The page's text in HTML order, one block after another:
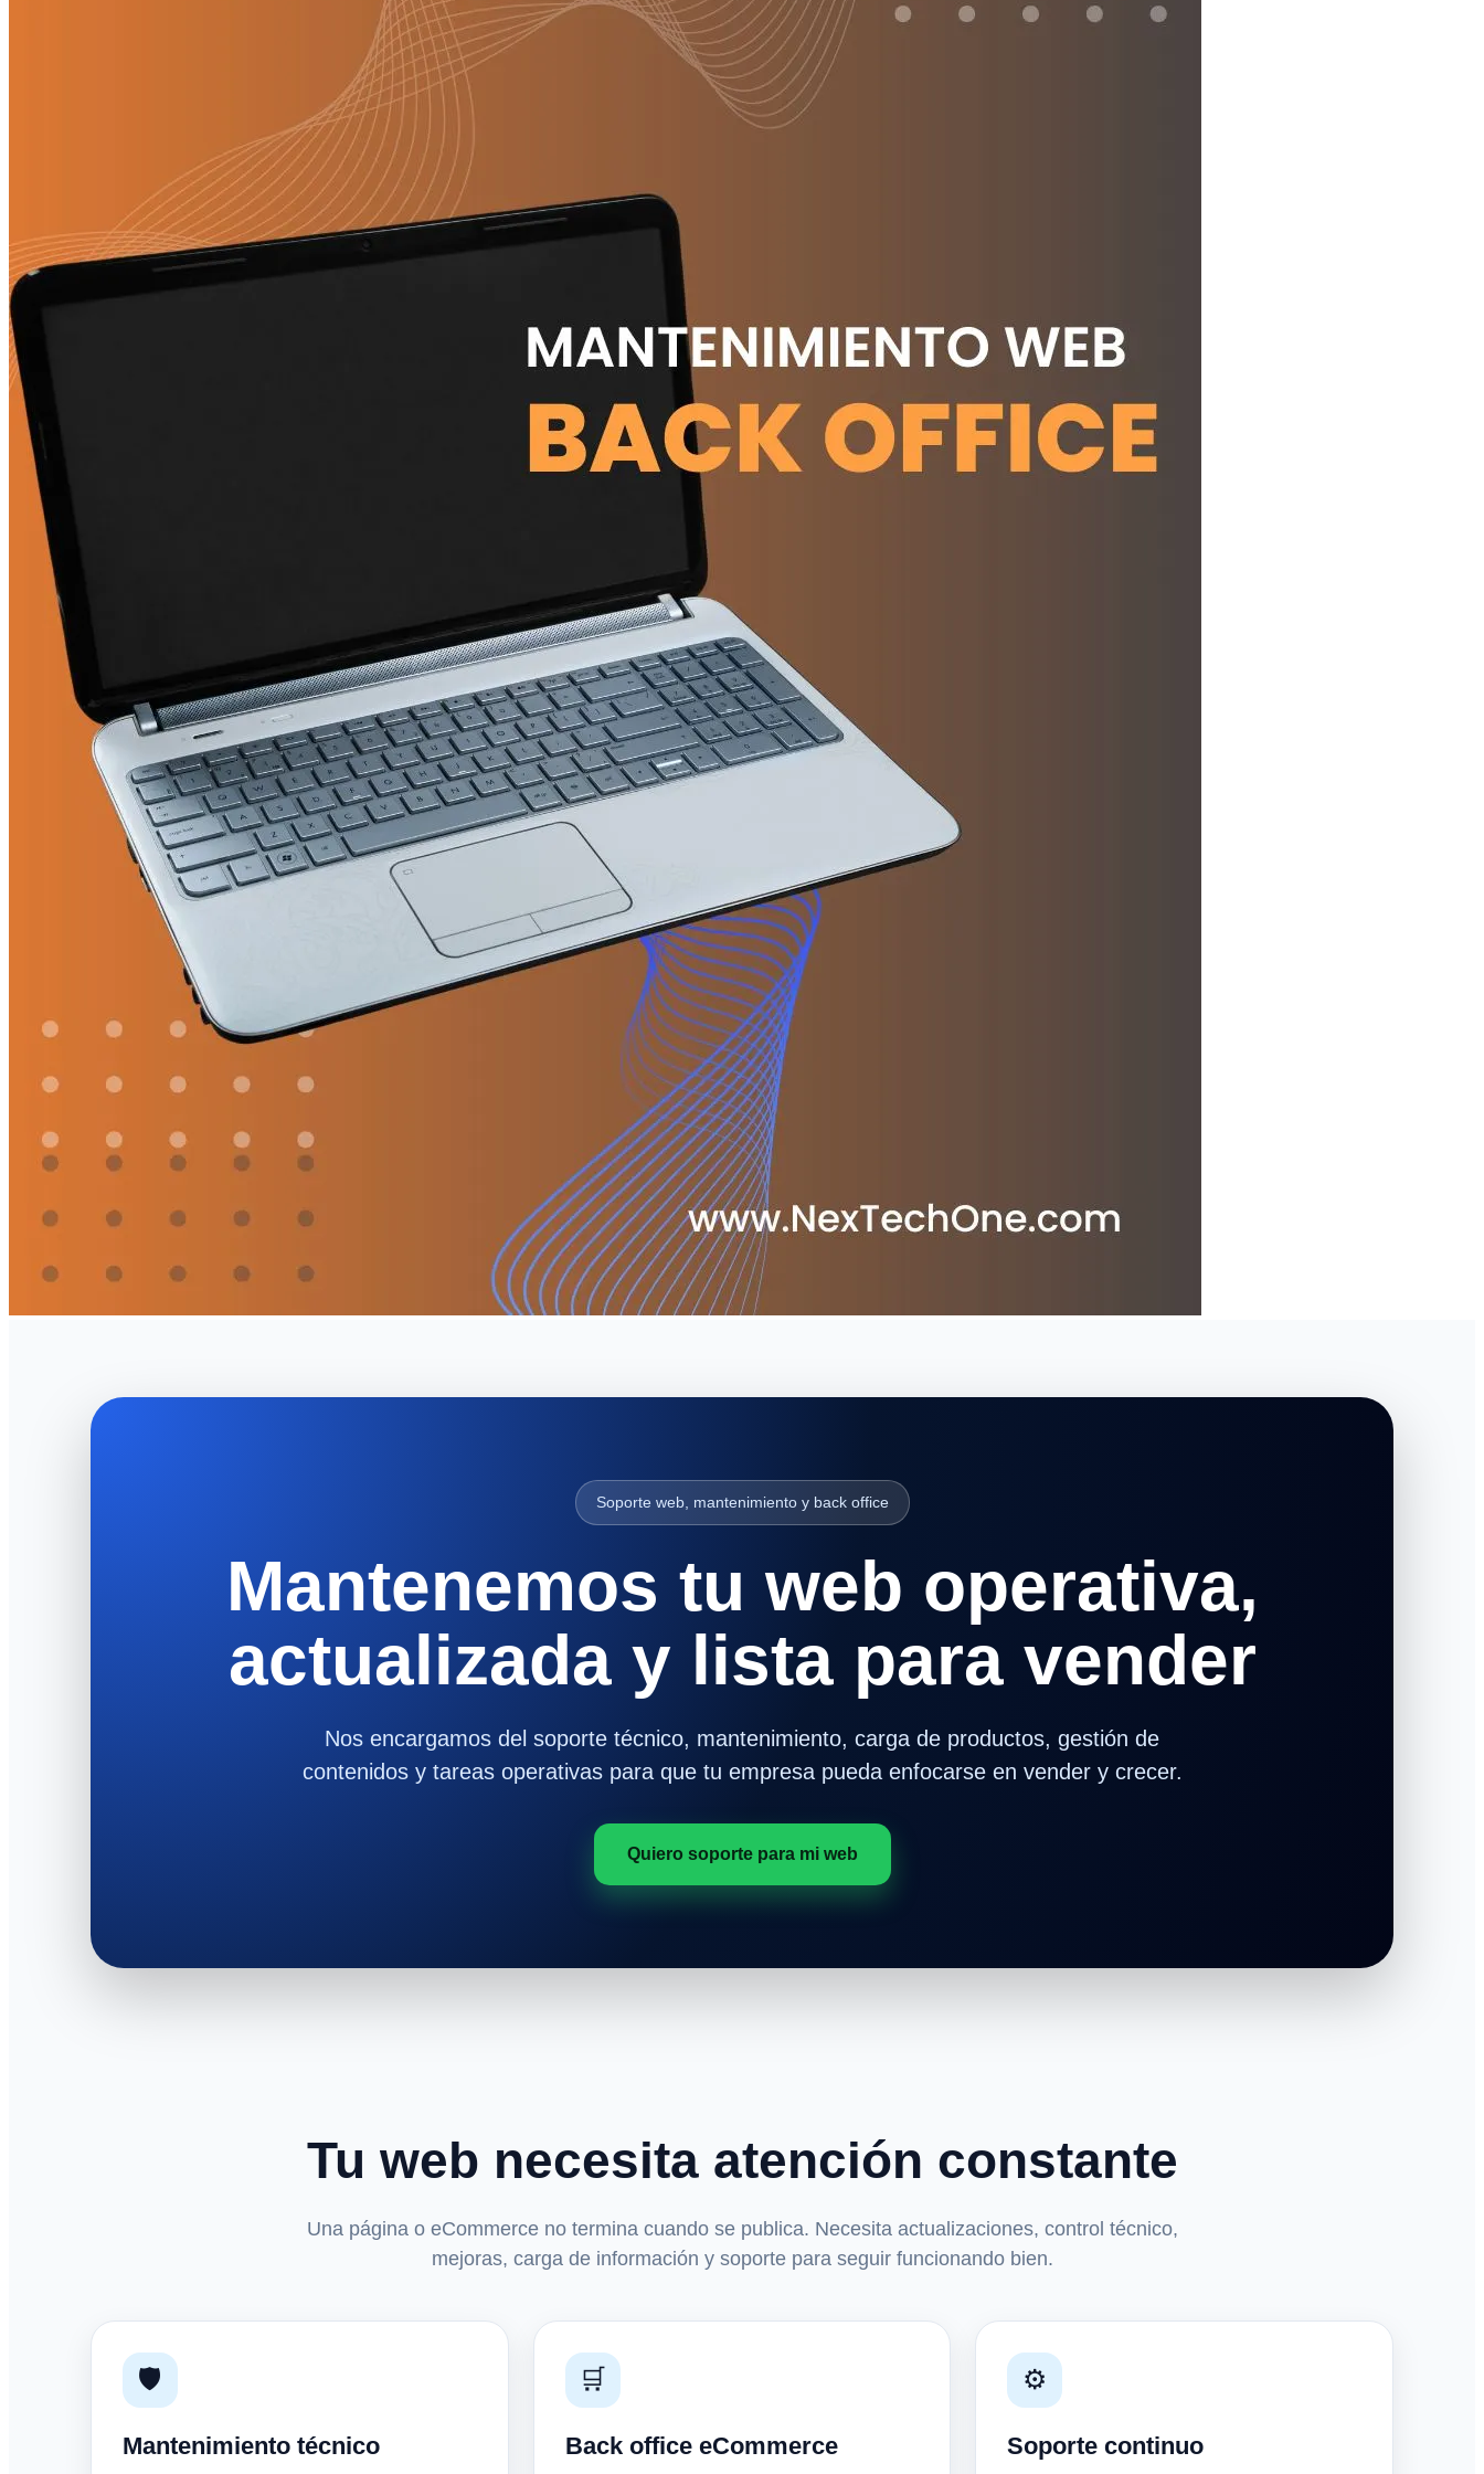
Soporte web, mantenimiento y back office
Mantenemos tu web operativa,
actualizada y lista para vender
Nos encargamos del soporte técnico, mantenimiento, carga de productos, gestión de
contenidos y tareas operativas para que tu empresa pueda enfocarse en vender y crecer.
Quiero soporte para mi web
Tu web necesita atención constante
Una página o eCommerce no termina cuando se publica. Necesita actualizaciones, control técnico,
mejoras, carga de información y soporte para seguir funcionando bien.
🛡️
Mantenimiento técnico
🛒
Back office eCommerce
⚙️
Soporte continuo